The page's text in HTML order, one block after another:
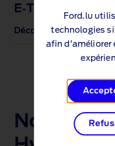
Ford.lu
technologies
afin d'améliorer
E‑Tourneo
Découvrez le véhicule
Nos